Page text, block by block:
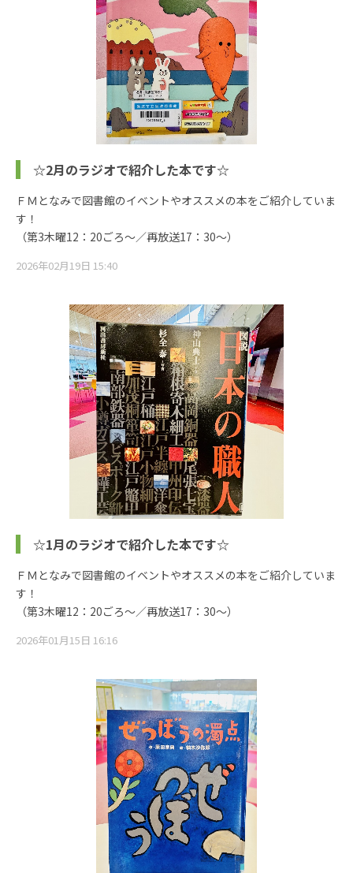
☆2月のラジオで紹介した本です☆
ＦＭとなみで図書館のイベントやオススメの本をご紹介していま
す！
（第3木曜12：20ごろ～／再放送17：30～）
2026年02月19日 15:40
☆1月のラジオで紹介した本です☆
ＦＭとなみで図書館のイベントやオススメの本をご紹介していま
す！
（第3木曜12：20ごろ～／再放送17：30～）
2026年01月15日 16:16